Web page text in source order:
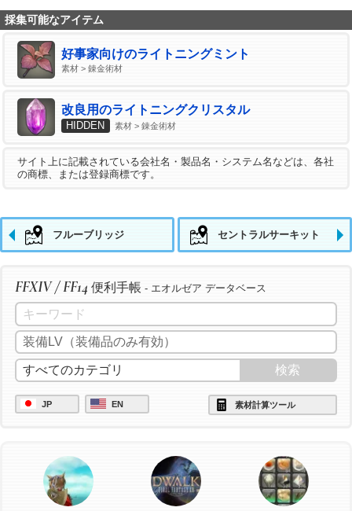
採集可能なアイテム
好事家向けのライトニングミント
素材 > 錬金術材
改良用のライトニングクリスタル
HIDDEN 素材 > 錬金術材
サイト上に記載されている会社名・製品名・システム名などは、各社
の商標、または登録商標です。
フルーブリッジ セントラルサーキット
FFXIV / FF14 便利手帳 - エオルゼア データベース
JP EN 素材計算ツール